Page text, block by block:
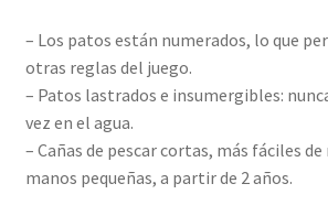
– Los patos están numerados, lo que
otras reglas del juego.
– Patos lastrados e insumergibles:
vez en el agua.
– Cañas de pescar cortas, más fáciles
manos pequeñas, a partir de 2 años.